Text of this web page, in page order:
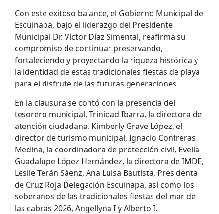
Con este exitoso balance, el Gobierno Municipal de
Escuinapa, bajo el liderazgo del Presidente
Municipal Dr. Víctor Díaz Simental, reafirma su
compromiso de continuar preservando,
fortaleciendo y proyectando la riqueza histórica y
la identidad de estas tradicionales fiestas de playa
para el disfrute de las futuras generaciones.
En la clausura se contó con la presencia del
tesorero municipal, Trinidad Ibarra, la directora de
atención ciudadana, Kimberly Grave López, el
director de turismo municipal, Ignacio Contreras
Medina, la coordinadora de protección civil, Evelia
Guadalupe López Hernández, la directora de IMDE,
Leslie Terán Sáenz, Ana Luisa Bautista, Presidenta
de Cruz Roja Delegación Escuinapa, así como los
soberanos de las tradicionales fiestas del mar de
las cabras 2026, Angellyna I y Alberto I.